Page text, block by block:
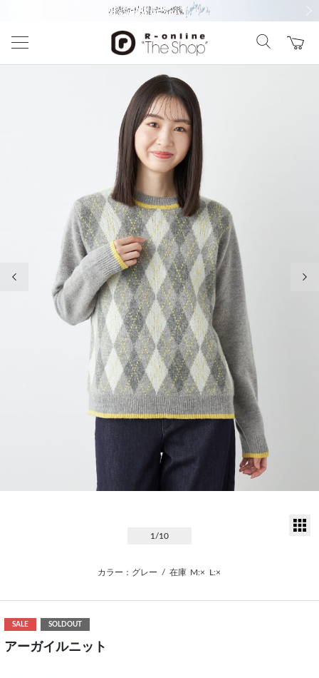
1 /10
カラー：グレー / 在庫 M:× L:×
SALE SOLDOUT
アーガイルニット